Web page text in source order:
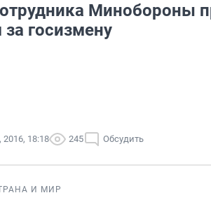
Минобороны
за госизмену
2016, 18:18 245 Обсудить
И МИР